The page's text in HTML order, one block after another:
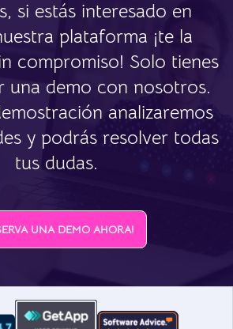
si estás interesado en
plataforma ¡te la
compromiso! Solo tienes
una demo con nosotros.
analizaremos
y podrás resolver todas
tus dudas.
UNA DEMO AHORA!